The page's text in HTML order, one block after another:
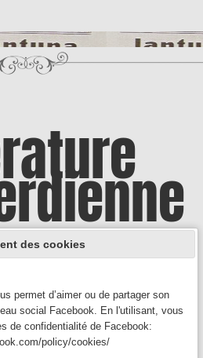
culture encore
des cookies
un service utilisé sur notre site Web
de signaler le trafic et de mesurer la
interagissent avec le contenu
de l’améliorer et de fournir de
permet d’aimer ou de partager son
social Facebook. En l'utilisant, vous
de confidentialité de Facebook:
policy/cookies/